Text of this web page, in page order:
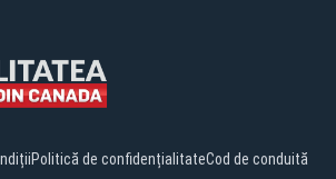
Politică de confidențialitateCod de conduită